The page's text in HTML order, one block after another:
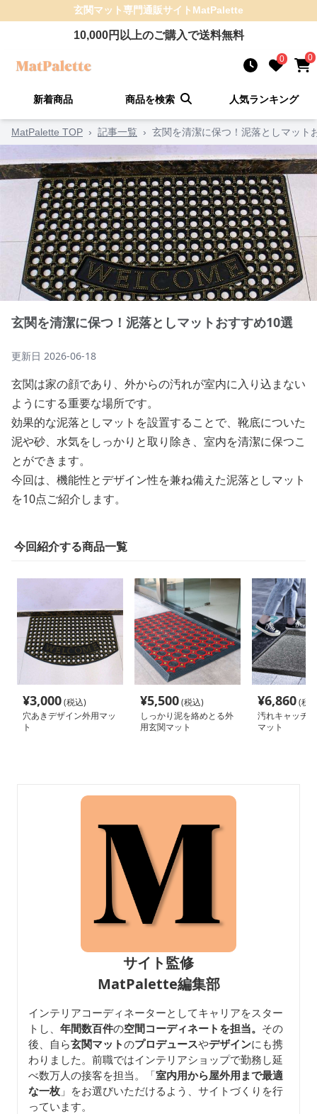
玄関マット専門通販サイト MatPalette
10,000円以上のご購入で送料無料
0 0
新着商品 商品を検索 人気ランキング
MatPalette TOP › 記事一覧 › 玄関を清潔に保つ！泥落としマット
玄関を清潔に保つ！泥落としマットおすすめ10選
更新日 2026-06-18
玄関は家の顔であり、外からの汚れが室内に入り込まない
ようにする重要な場所です。
効果的な泥落としマットを設置することで、靴底についた
泥や砂、水気をしっかりと取り除き、室内を清潔に保つこ
とができます。
今回は、機能性とデザイン性を兼ね備えた泥落としマット
を10点ご紹介します。
今回紹介する商品一覧
¥3,000(税込)
穴あきデザイン外用マッ
ト
¥5,500(税込)
しっかり泥を絡めとる外
用玄関マット
¥6,860(税
汚れキャッチ
マット
サイト監修
MatPalette編集部
インテリアコーディネーターとしてキャリアをスター
トし、 年間数百件の空間コーディネートを担当。 その
後、自ら玄関マットのプロデュースやデザインにも携
わりました。前職ではインテリアショップで勤務し延
べ数万人の接客を担当。「室内用から屋外用まで最適
な一枚 」をお選びいただけるよう、サイトづくりを行
っています。